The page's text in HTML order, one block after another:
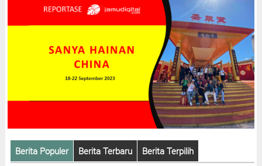
Berita Populer Berita Terbaru Berita Terpilih